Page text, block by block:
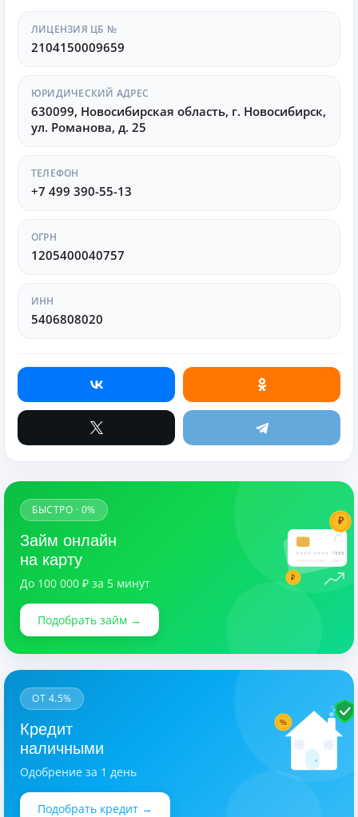
ЛИЦЕНЗИЯ ЦБ №
2104150009659
ЮРИДИЧЕСКИЙ АДРЕС
630099, Новосибирская область, г. Новосибирск,
ул. Романова, д. 25
ТЕЛЕФОН
+7 499 390-55-13
ОГРН
1205400040757
ИНН
5406808020
7890
03/28
₽
₽
БЫСТРО · 0%
Займ онлайн
на карту
До 100 000 ₽ за 5 минут
Подобрать займ →
%
ОТ 4.5%
Кредит
наличными
Одобрение за 1 день
Подобрать кредит →